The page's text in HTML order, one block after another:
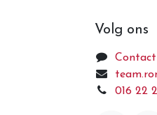
Volg ons
Contact
016 22